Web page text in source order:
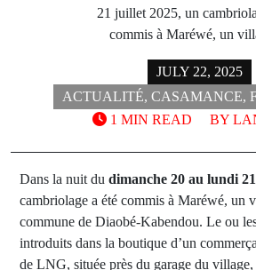
21 juillet 2025, un
commis à Maréwé, un
JULY 22, 2025
ACTUALITÉ, CASAMANCE,
BY
1 MIN READ
Dans la nuit du dimanche 20 au lundi
cambriolage a été commis à Maréwé, un
commune de Diaobé-Kabendou. Le ou
introduits dans la boutique d’un
de LNG, située près du garage du village,